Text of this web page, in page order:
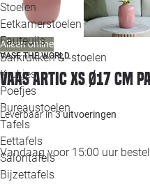
Stoelen
Eetkamerstoelen
Fauteuils
Barkrukken & -stoelen
Krukjes
Poefjes
Bureaustoelen
Tafels
Eettafels
Salontafels
Bijzettafels
Alleen online
VASE THE WORLD
Vaas Artic XS Ø17 cm
Leverbaar in3 uitvoeringen
Vandaag voor 15:00 uur